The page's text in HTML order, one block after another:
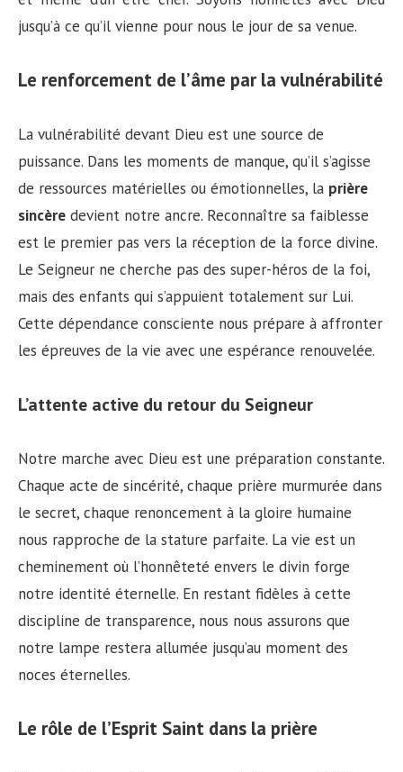
jusqu’à ce qu’il vienne pour nous le jour de sa venue.
Le renforcement de l’âme par la vulnérabilité
La vulnérabilité devant Dieu est une source de
puissance. Dans les moments de manque, qu’il s’agisse
de ressources matérielles ou émotionnelles, la prière
sincère devient notre ancre. Reconnaître sa faiblesse
est le premier pas vers la réception de la force divine.
Le Seigneur ne cherche pas des super-héros de la foi,
mais des enfants qui s’appuient totalement sur Lui.
Cette dépendance consciente nous prépare à affronter
les épreuves de la vie avec une espérance renouvelée.
L’attente active du retour du Seigneur
Notre marche avec Dieu est une préparation constante.
Chaque acte de sincérité, chaque prière murmurée dans
le secret, chaque renoncement à la gloire humaine
nous rapproche de la stature parfaite. La vie est un
cheminement où l’honnêteté envers le divin forge
notre identité éternelle. En restant fidèles à cette
discipline de transparence, nous nous assurons que
notre lampe restera allumée jusqu’au moment des
noces éternelles.
Le rôle de l’Esprit Saint dans la prière